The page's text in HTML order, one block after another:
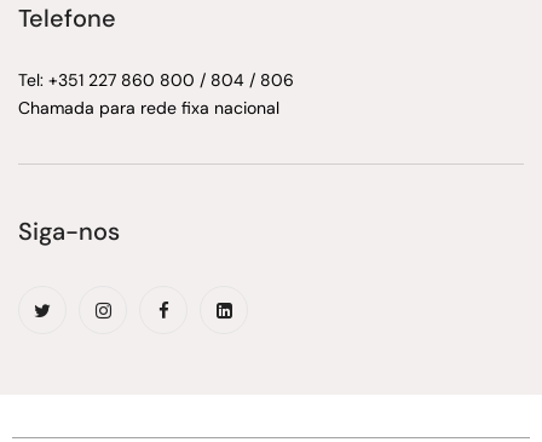
Telefone
Tel: +351 227 860 800 / 804 / 806
Chamada para rede fixa nacional
Siga-nos